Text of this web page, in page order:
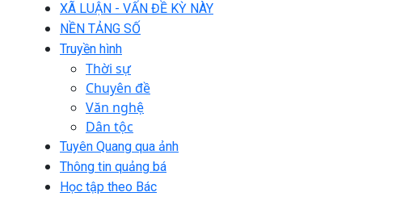
XÃ LUẬN - VẤN ĐỀ KỲ NÀY
NỀN TẢNG SỐ
Truyền hình
Thời sự
Chuyên đề
Văn nghệ
Dân tộc
Tuyên Quang qua ảnh
Thông tin quảng bá
Học tập theo Bác